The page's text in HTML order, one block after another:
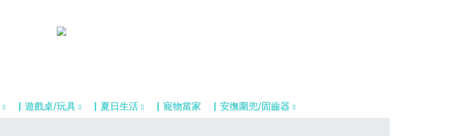
▏遊戲桌/玩具 ▏夏日生活 ▏寵物當家 ▏安撫圍兜/固齒器